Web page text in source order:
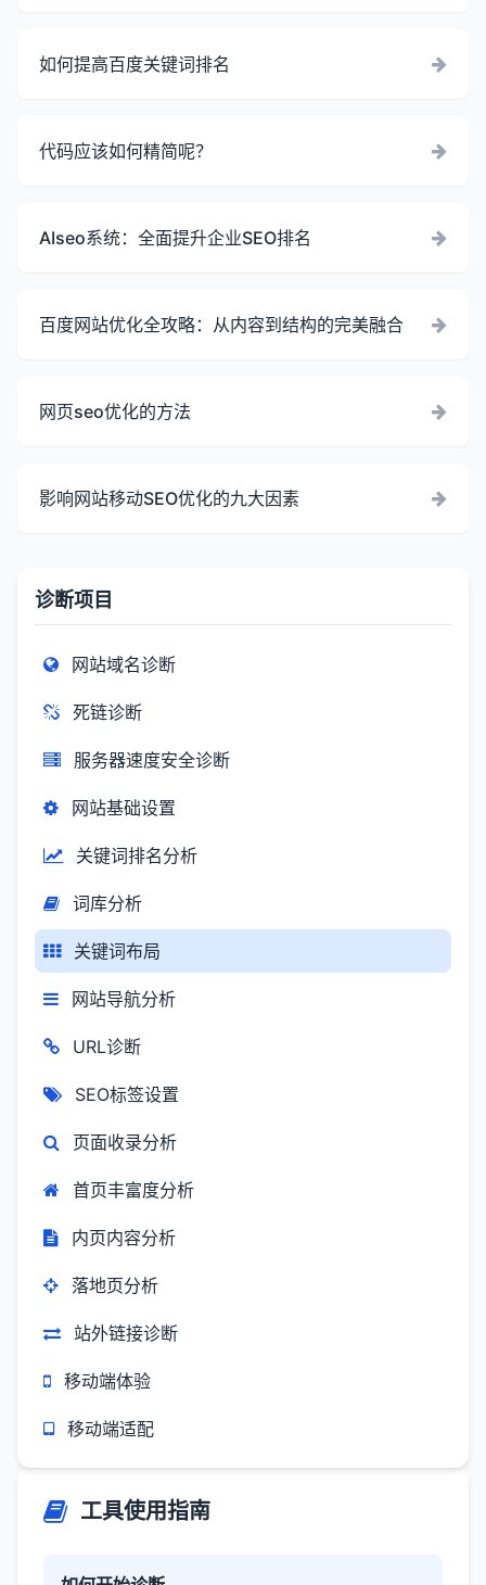
如何提高百度关键词排名
代码应该如何精简呢？
AIseo系统：全面提升企业SEO排名
百度网站优化全攻略：从内容到结构的完美融合
网页seo优化的方法
影响网站移动SEO优化的九大因素
诊断项目
网站域名诊断
死链诊断
服务器速度安全诊断
网站基础设置
关键词排名分析
词库分析
关键词布局
网站导航分析
URL诊断
SEO标签设置
页面收录分析
首页丰富度分析
内页内容分析
落地页分析
站外链接诊断
移动端体验
移动端适配
工具使用指南